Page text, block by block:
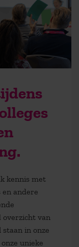
kennis met
andere
overzicht van
staan in onze
unieke